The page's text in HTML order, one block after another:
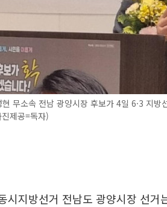
무소속 전남 광양시장 후보가 4일 6·3 지방
제공=독자)
시지방선거 전남도 광양시장 선